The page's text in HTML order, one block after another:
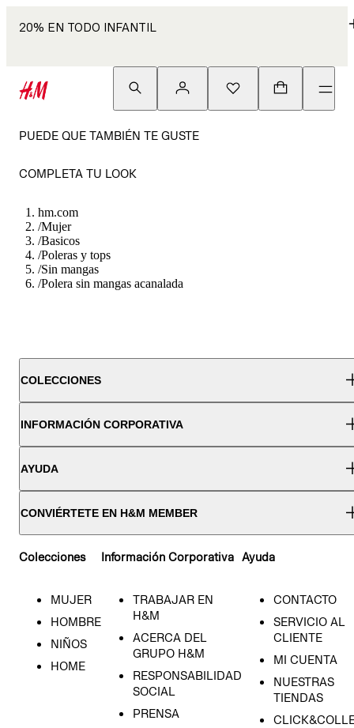
20% EN TODO INFANTIL
PUEDE QUE TAMBIÉN TE GUSTE
COMPLETA TU LOOK
hm.com
/Mujer
/Basicos
/Poleras y tops
/Sin mangas
/Polera sin mangas acanalada
COLECCIONES
INFORMACIÓN CORPORATIVA
AYUDA
CONVIÉRTETE EN H&M MEMBER
Colecciones
MUJER
HOMBRE
NIÑOS
HOME
Información Corporativa
TRABAJAR EN
H&M
ACERCA DEL
GRUPO H&M
RESPONSABILIDAD
SOCIAL
PRENSA
Ayuda
CONTACTO
SERVICIO AL
CLIENTE
MI CUENTA
NUESTRAS
TIENDAS